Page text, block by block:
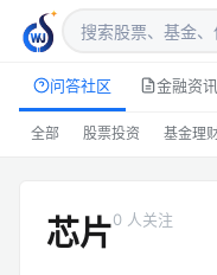
问答社区 金融资讯
全部 股票投资 基金理
芯片0 人关注